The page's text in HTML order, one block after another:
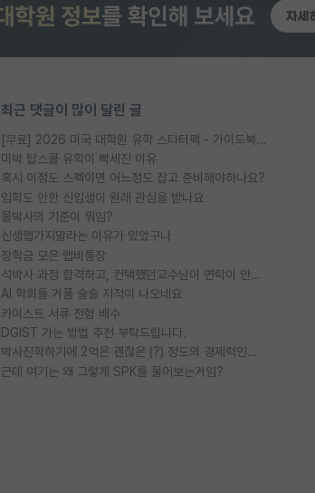
최근 댓글이 많이 달린 글
[무료] 2026 미국 대학원 유학 스타터팩 - 가이드북 & 합격자 컨택메일 템플릿
미박 탑스쿨 유학이 빡세진 이유
혹시 이정도 스펙이면 어느정도 잡고 준비해야하나요?
입학도 안한 신입생이 원래 관심을 받나요
물박사의 기준이 뭐임?
신생랩가지말라는 이유가 있었구나
장학금 모은 랩비통장
석박사 과정 합격하고, 컨택했던교수님이 연락이 안됩니다...
AI 학회들 거품 슬슬 지적이 나오네요
카이스트 서류 전형 배수
DGIST 가는 방법 추천 부탁드립니다.
박사진학하기에 2억은 괜찮은 (?) 정도의 경제력인가요
근데 여기는 왜 그렇게 SPK를 물어보는거임?